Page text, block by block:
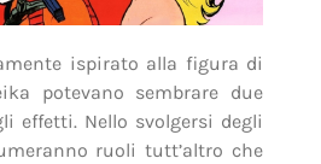
ispirato alla figura di
potevano sembrare due
effetti. Nello svolgersi degli
ruoli tutt’altro che